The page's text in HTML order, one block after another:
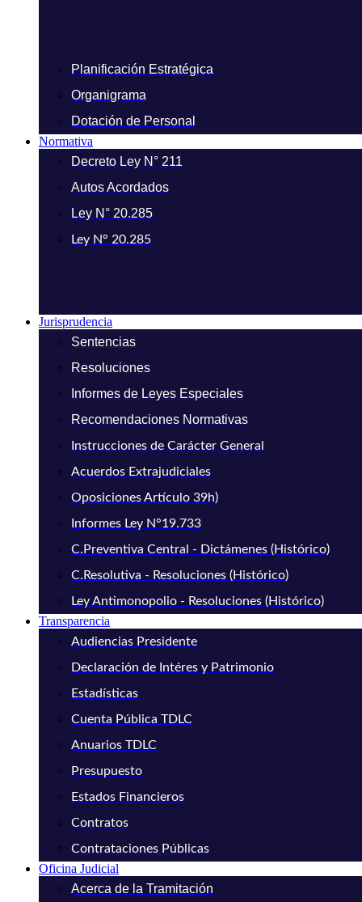
Planificación Estratégica
Organigrama
Dotación de Personal
Normativa
Decreto Ley N° 211
Autos Acordados
Ley N° 20.285
Ley N° 20.285
Jurisprudencia
Sentencias
Resoluciones
Informes de Leyes Especiales
Recomendaciones Normativas
Instrucciones de Carácter General
Acuerdos Extrajudiciales
Oposiciones Artículo 39h)
Informes Ley N°19.733
C.Preventiva Central - Dictámenes (Histórico)
C.Resolutiva - Resoluciones (Histórico)
Ley Antimonopolio - Resoluciones (Histórico)
Transparencia
Audiencias Presidente
Declaración de Intéres y Patrimonio
Estadísticas
Cuenta Pública TDLC
Anuarios TDLC
Presupuesto
Estados Financieros
Contratos
Contrataciones Públicas
Oficina Judicial
Acerca de la Tramitación